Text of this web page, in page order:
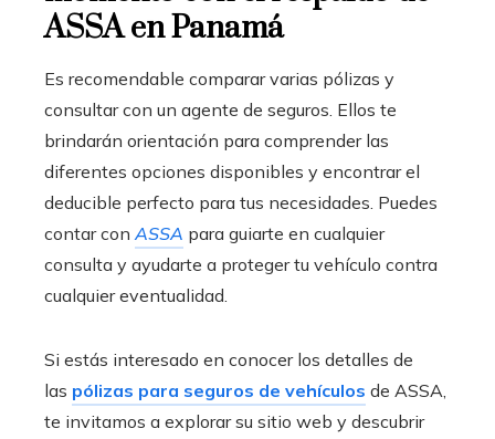
ASSA en Panamá
Es recomendable comparar varias pólizas y
consultar con un agente de seguros. Ellos te
brindarán orientación para comprender las
diferentes opciones disponibles y encontrar el
deducible perfecto para tus necesidades. Puedes
contar con ASSA para guiarte en cualquier
consulta y ayudarte a proteger tu vehículo contra
cualquier eventualidad.
Si estás interesado en conocer los detalles de
las pólizas para seguros de vehículos de ASSA,
te invitamos a explorar su sitio web y descubrir